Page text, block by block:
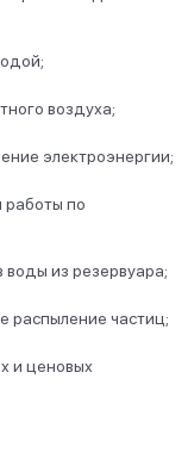
воздуха;
электроэнергии;
работы по
из резервуара;
распыление частиц;
и ценовых